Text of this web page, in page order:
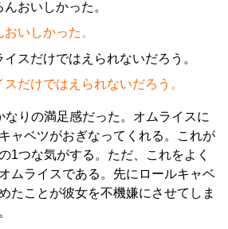
いしかった。
だけではえられないだろう。
なりの満足感だった。オムライスに
ャベツがおぎなってくれる。これが
1つな気がする。ただ、これをよく
ムライスである。先にロールキャベ
たことが彼女を不機嫌にさせてしま